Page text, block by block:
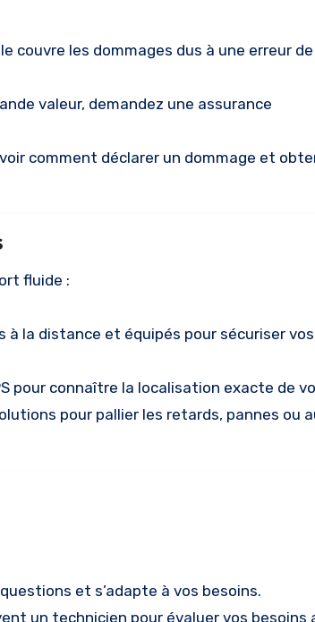
couvre les dommages dus à une erreur de
valeur, demandez une assurance
comment déclarer un dommage et
fluide :
la distance et équipés pour sécuriser
pour connaître la localisation exacte de
pour pallier les retards, pannes ou
et s’adapte à vos besoins.
un technicien pour évaluer vos besoins